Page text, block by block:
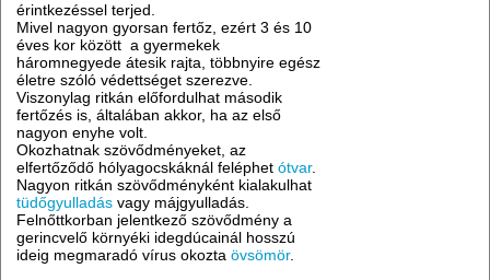
érintkezéssel terjed.
Mivel nagyon gyorsan fertőz, ezért 3 és 10
éves kor között a gyermekek
háromnegyede átesik rajta, többnyire egész
életre szóló védettséget szerezve.
Viszonylag ritkán előfordulhat második
fertőzés is, általában akkor, ha az első
nagyon enyhe volt.
Okozhatnak szövődményeket, az
elfertőződő hólyagocskáknál feléphetótvar.
Nagyon ritkán szövődményként kialakulhat
tüdőgyulladás vagy májgyulladás.
Felnőttkorban jelentkező szövődmény a
gerincvelő környéki idegdúcainál hosszú
ideig megmaradó vírus okoztaövsömör.